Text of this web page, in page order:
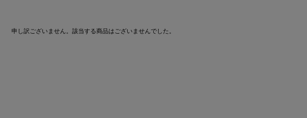
申し訳ございません。該当する商品はございませんでした。